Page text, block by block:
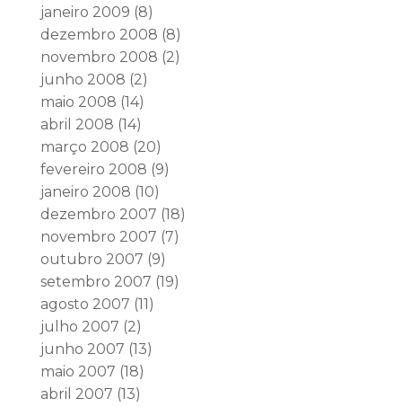
janeiro 2009 (8)
dezembro 2008 (8)
novembro 2008 (2)
junho 2008 (2)
maio 2008 (14)
abril 2008 (14)
março 2008 (20)
fevereiro 2008 (9)
janeiro 2008 (10)
dezembro 2007 (18)
novembro 2007 (7)
outubro 2007 (9)
setembro 2007 (19)
agosto 2007 (11)
julho 2007 (2)
junho 2007 (13)
maio 2007 (18)
abril 2007 (13)